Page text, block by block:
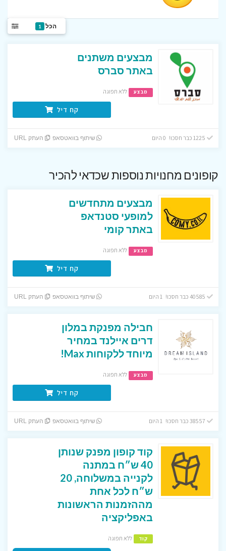
הכל 1
מבצעים משתנים
באתר סברס
מבצע ללא תפוגה
קח דיל
שיתוף בוואטסאפ העתק URL
קופונים מחנויות נוספות שכדאי להכיר
מבצעים מתחדשים
למופעי סטנדאפ
באתר קומי
מבצע ללא תפוגה
קח דיל
שיתוף בוואטסאפ העתק URL
חבילה מפנקת במלון
דרים איילנד במחיר
מיוחד ללקוחות Max!
מבצע ללא תפוגה
קח דיל
שיתוף בוואטסאפ העתק URL
קוד קופון מפנק שנותן
40 ש״ח במתנה
לקנייה במשלוחה, 20
ש״ח לכל אחת
מההזמנות הראשונות
באפליקציה
קוד ללא תפוגה